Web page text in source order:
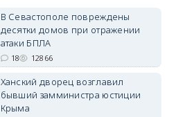
В Севастополе повреждены
десятки домов при отражении
атаки БПЛА
18 12866
Ханский дворец возглавил
бывший замминистра юстиции
Крыма